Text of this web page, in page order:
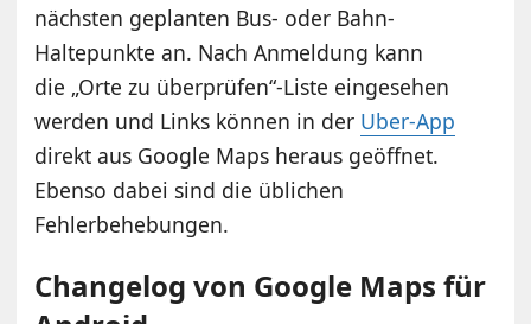
nächsten geplanten Bus- oder Bahn-
Haltepunkte an. Nach Anmeldung kann
die „Orte zu überprüfen“-Liste eingesehen
werden und Links können in der Uber-App
direkt aus Google Maps heraus geöffnet.
Ebenso dabei sind die üblichen
Fehlerbehebungen.
Changelog von Google Maps für